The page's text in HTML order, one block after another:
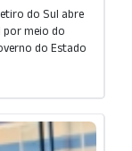
do Sul abre
por meio do
do Estado